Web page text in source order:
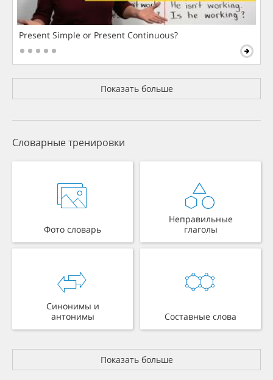
Present Simple or Present Continuous?
Показать больше
Словарные тренировки
Фото словарь
Неправильные
глаголы
Синонимы и
антонимы
Составные слова
Показать больше